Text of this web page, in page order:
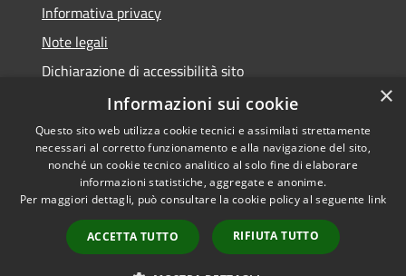
Informativa privacy
Note legali
Dichiarazione di accessibilità sito
Dichiarazione di accessibilità app Municipium
RSS
Accessibilità
•Accesso redazione
×
Informazioni sui cookie
Questo sito web utilizza cookie tecnici e assimilati strettamente
necessari al corretto funzionamento e alla navigazione del sito,
nonché un cookie tecnico analitico al solo fine di elaborare
informazioni statistiche, aggregate e anonime.
Per maggiori dettagli, può consultare la cookie policy al seguente link
ACCETTA TUTTO RIFIUTA TUTTO